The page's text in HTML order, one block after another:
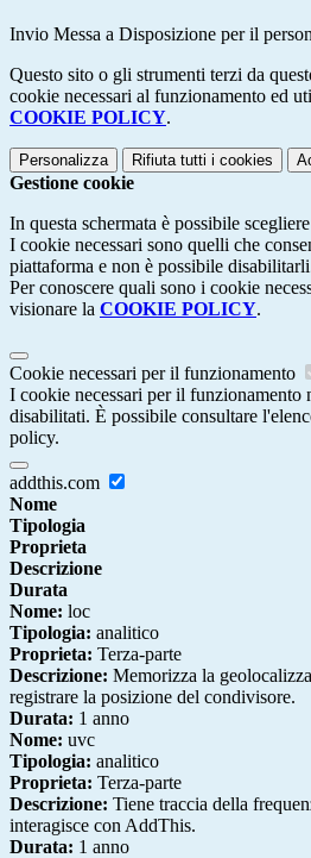
Invio Messa a Disposizione per il
Questo sito o gli strumenti terzi da
cookie necessari al funzionamento ed
COOKIE POLICY.
Personalizza Rifiuta tutti i cookies
Gestione cookie
In questa schermata è possibile
I cookie necessari sono quelli che
piattaforma e non è possibile
Per conoscere quali sono i cookie
visionare la COOKIE POLICY.
Cookie necessari per il funzionamento
I cookie necessari per il funzionamento
disabilitati. È possibile consultare
policy.
addthis.com
Nome
Tipologia
Proprieta
Descrizione
Durata
Nome: loc
Tipologia: analitico
Proprieta: Terza-parte
Descrizione: Memorizza la
registrare la posizione del condivisore.
Durata: 1 anno
Nome: uvc
Tipologia: analitico
Proprieta: Terza-parte
Descrizione: Tiene traccia della
interagisce con AddThis.
Durata: 1 anno